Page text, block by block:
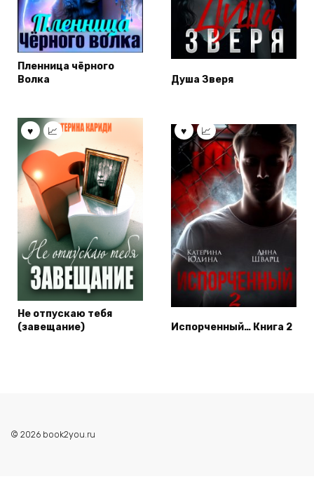
Пленница чёрного
Волка
Душа Зверя
Не отпускаю тебя
(завещание)
Испорченный… Книга 2
© 2026 book2you.ru